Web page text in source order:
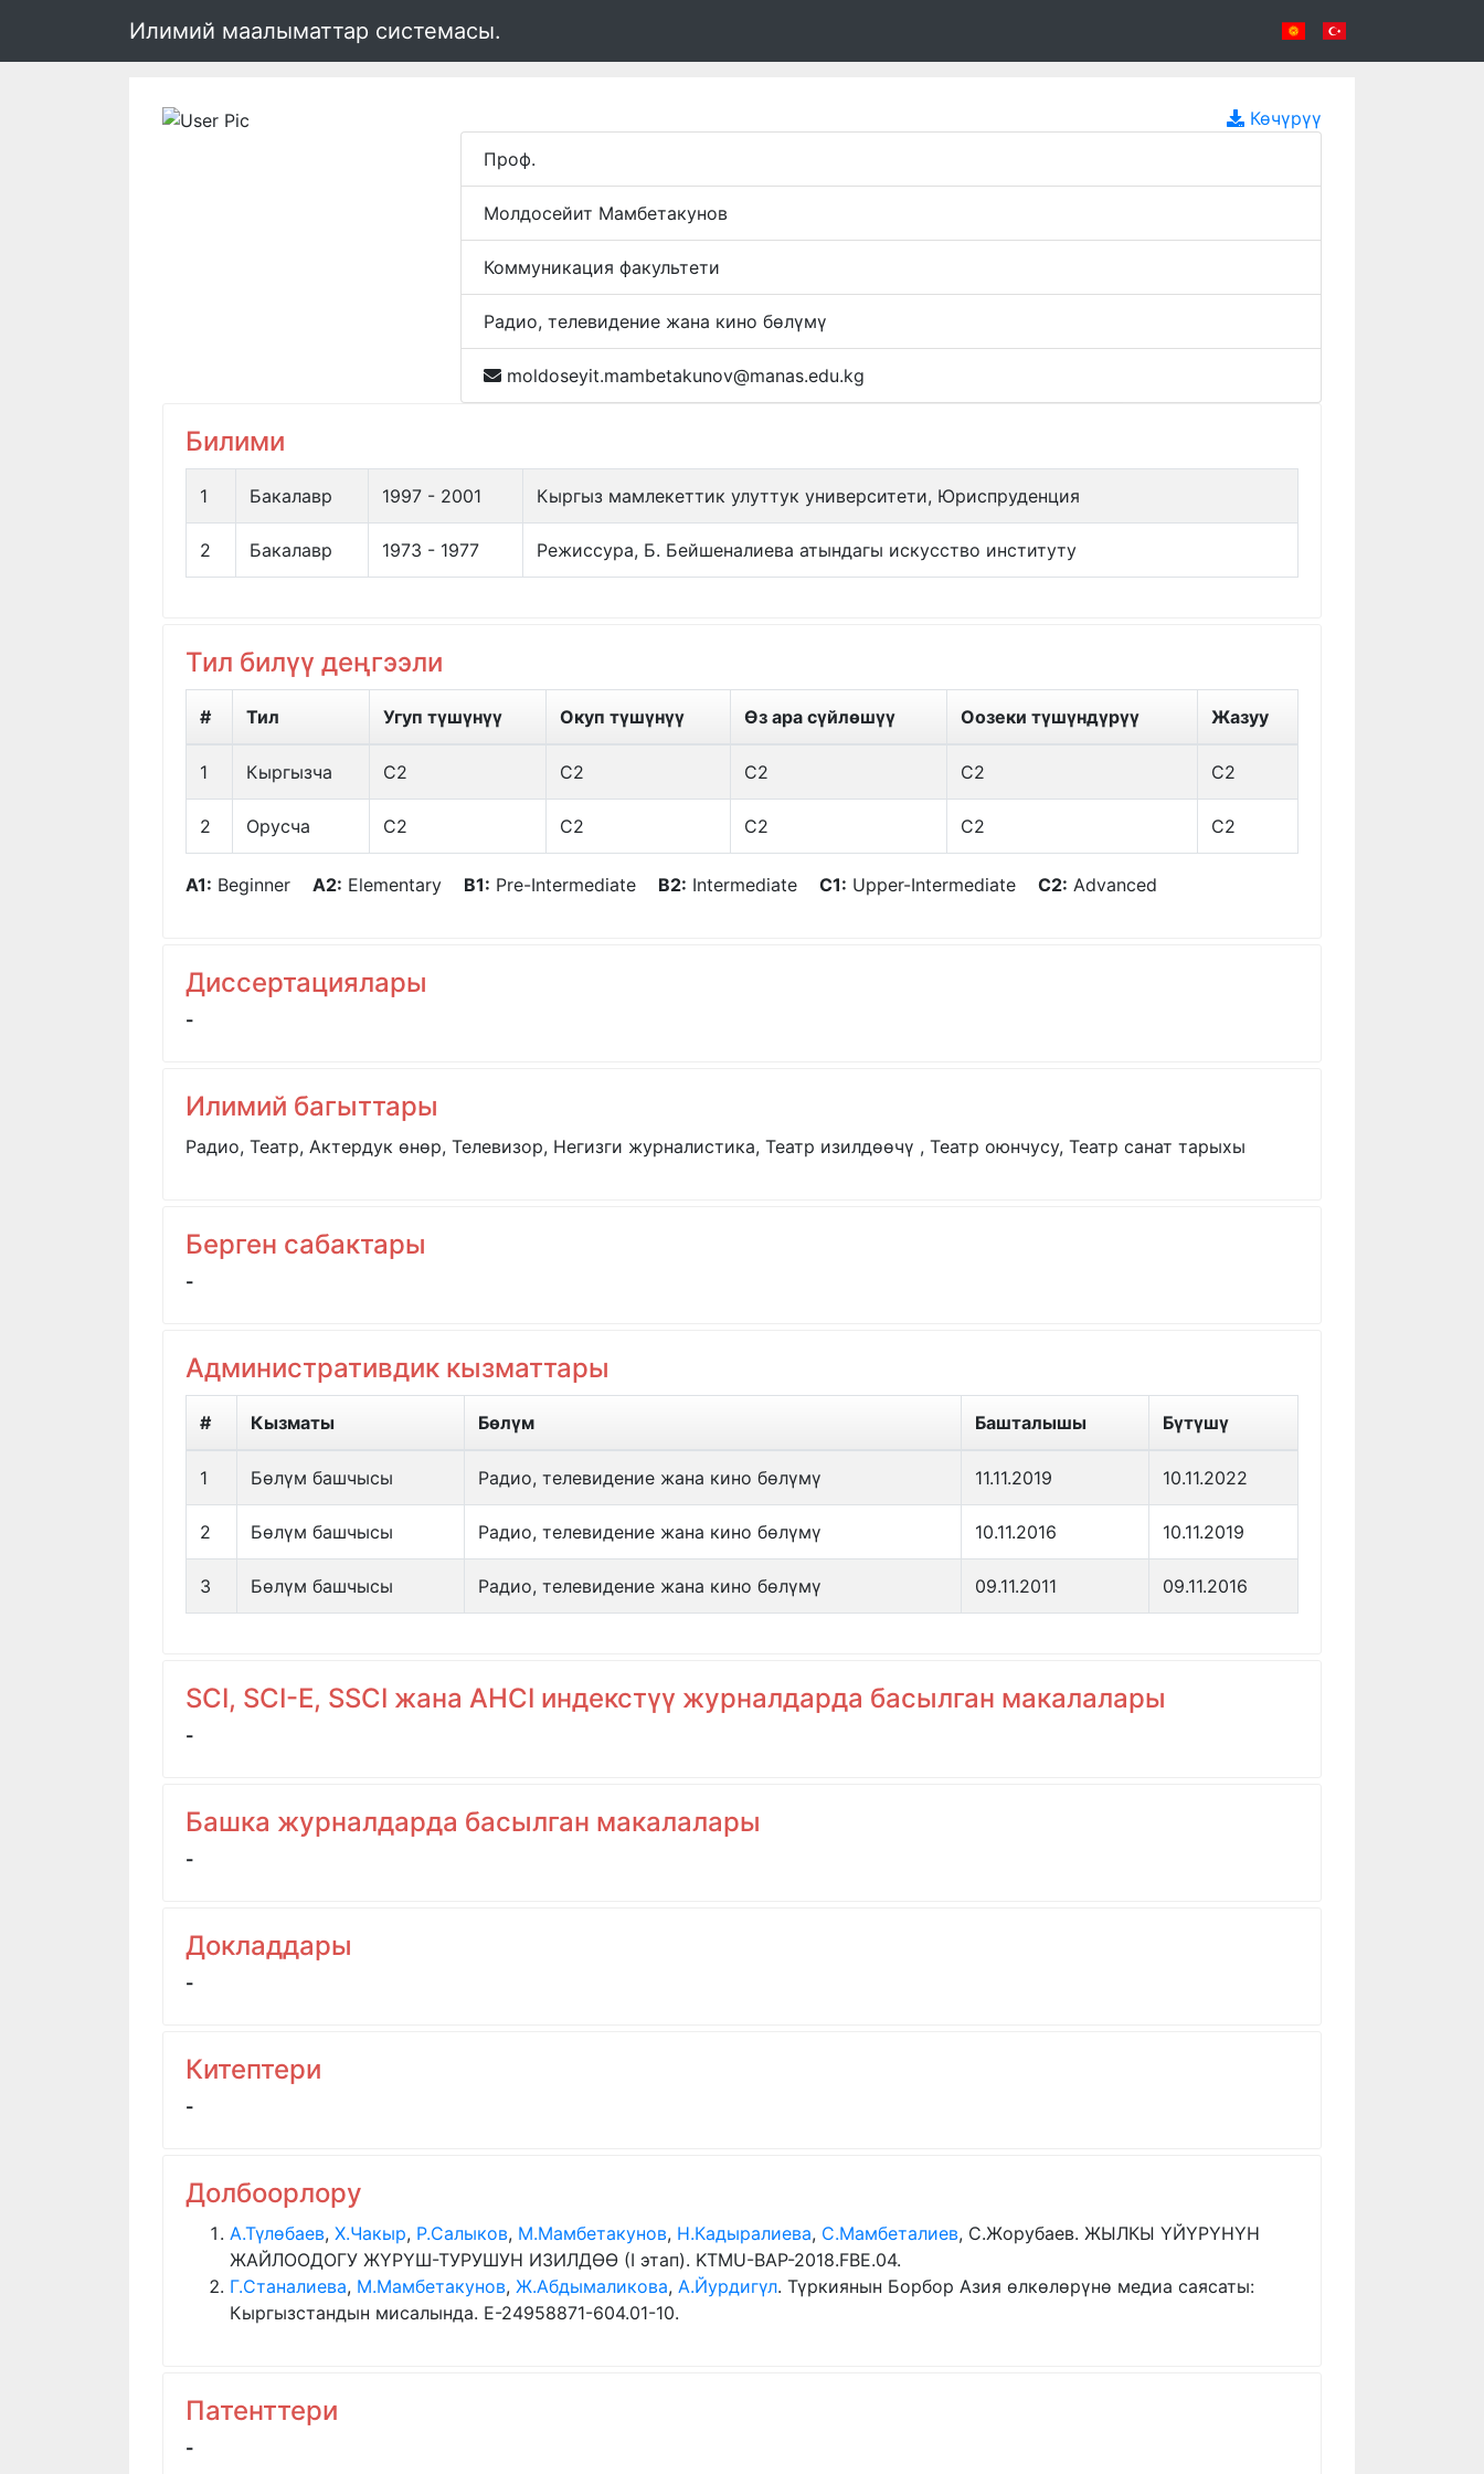
Илимий маалыматтар системасы.
Көчүрүү
Проф.
Молдосейит Мамбетакунов
Коммуникация факультети
Радио, телевидение жана кино бөлүмү
moldoseyit.mambetakunov@manas.edu.kg
Билими
1 Бакалавр 1997 - 2001 Кыргыз мамлекеттик улуттук университети, Юриспруденция
2 Бакалавр 1973 - 1977 Режиссура, Б. Бейшеналиева атындагы искусство институту
Тил билүү деңгээли
# Тил Угуп түшүнүү Окуп түшүнүү Өз ара сүйлөшүү Оозеки түшүндүрүү Жазуу
1 Кыргызча C2 C2 C2 C2 C2
2 Орусча C2 C2 C2 C2 C2
A1: Beginner A2: Elementary B1: Pre-Intermediate B2: Intermediate C1: Upper-Intermediate C2: Advanced
Диссертациялары
-
Илимий багыттары
Радио, Театр, Актердук өнөр, Телевизор, Негизги журналистика, Театр изилдөөчү , Театр оюнчусу, Театр санат тарыхы
Берген сабактары
-
Административдик кызматтары
# Кызматы Бөлүм Башталышы Бүтүшү
1 Бөлүм башчысы Радио, телевидение жана кино бөлүмү 11.11.2019 10.11.2022
2 Бөлүм башчысы Радио, телевидение жана кино бөлүмү 10.11.2016 10.11.2019
3 Бөлүм башчысы Радио, телевидение жана кино бөлүмү 09.11.2011 09.11.2016
SCI, SCI-E, SSCI жана AHCI индекстүү журналдарда басылган макалалары
-
Башка журналдарда басылган макалалары
-
Докладдары
-
Китептери
-
Долбоорлору
А.Түлөбаев, Х.Чакыр, Р.Салыков, М.Мамбетакунов, Н.Кадыралиева, С.Мамбеталиев, С.Жорубаев. ЖЫЛКЫ ҮЙҮРҮНҮН
ЖАЙЛООДОГУ ЖҮРҮШ-ТУРУШУН ИЗИЛДӨӨ (I этап). KTMU-BAP-2018.FBE.04.
Г.Станалиева, М.Мамбетакунов, Ж.Абдымаликова, А.Йурдигүл. Түркиянын Борбор Азия өлкөлөрүнө медиа саясаты:
Кыргызстандын мисалында. E-24958871-604.01-10.
Патенттери
-